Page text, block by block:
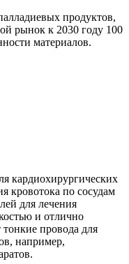
продуктов,
рынок к 2030 году 100
материалов.
кардиохирургических
кровотока по сосудам
для лечения
и отлично
провода для
например,